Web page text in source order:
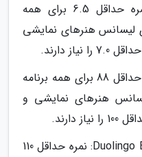
آزمون آیلتس (IELTS): نمره حداقل 6.5 برای همه
لیسانس هنرهای نمایشی
دارند.
آزمون تافل (TOEFL): نمره حداقل 88 برای همه برنامه
هنرهای نمایشی و
آزمون Duolingo English Test (DET): نمره حداقل 110